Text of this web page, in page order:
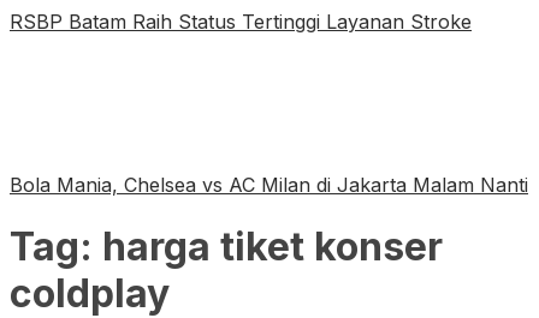
RSBP Batam Raih Status Tertinggi Layanan Stroke
Bola Mania, Chelsea vs AC Milan di Jakarta Malam Nanti
Tag: harga tiket konser
coldplay